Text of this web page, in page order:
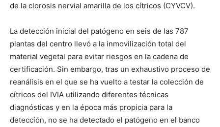
de la clorosis nervial amarilla de los cítricos (CYVCV).
La detección inicial del patógeno en seis de las 787
plantas del centro llevó a la inmovilización total del
material vegetal para evitar riesgos en la cadena de
certificación. Sin embargo, tras un exhaustivo proceso de
reanálisis en el que se ha vuelto a testar la colección de
cítricos del IVIA utilizando diferentes técnicas
diagnósticas y en la época más propicia para la
detección, no se ha detectado el patógeno en el banco